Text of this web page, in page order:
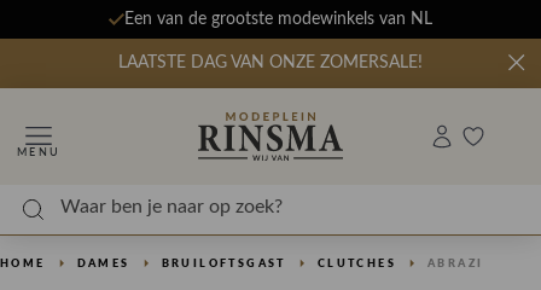
Een van de grootste modewinkels van NL
LAATSTE DAG VAN ONZE ZOMERSALE!
MENU
HOME DAMES BRUILOFTSGAST CLUTCHES ABRAZI